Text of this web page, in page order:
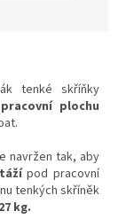
tenké skříňky
plochu
navržen tak, aby
pod pracovní
tenkých skříněk
kg.